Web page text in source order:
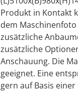
Produkt in Kontakt
dem
zusätzliche
zusätzliche
Anschauung. Die
geeignet. Eine
gern auf Basis